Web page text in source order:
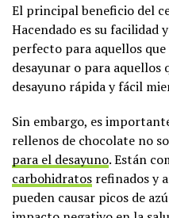
El principal beneficio del
Hacendado es su facilidad
perfecto para aquellos
desayunar o para aquellos
desayuno rápida y fácil
Sin embargo, es
rellenos de chocolate no
para el desayuno. Están
carbohidratos refinados y
pueden causar picos de